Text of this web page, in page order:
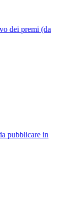
dei premi (da
pubblicare in